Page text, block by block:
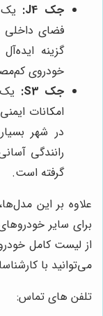
جک J4:
گزینه
خودروی
جک S3:
در شهر
رانندگی
گرفته است.
علاوه بر این مدل‌ها،
برای سایر
از لیست کامل
می‌توانید با
تلفن های تماس: